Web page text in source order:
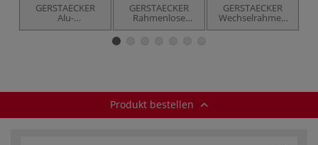
GERSTAECKER
Alu-
Wechselrahmen
GERSTAECKER
Rahmenlose
Bildhalter
GERSTAECKER
Wechselrahmen
Umbria
Produkt bestellen